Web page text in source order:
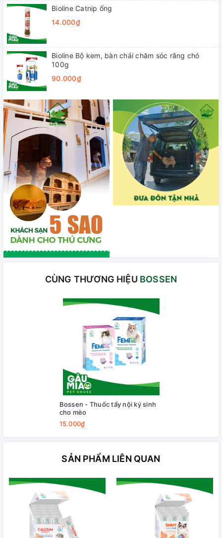
Bioline Catnip ống
14.000₫
Bioline Bộ kem, bàn chải chăm sóc răng chó
100g
90.000₫
CÙNG THƯƠNG HIỆU BOSSEN
Bossen - Thuốc tẩy nội ký sinh
cho mèo
15.000₫
SẢN PHẨM LIÊN QUAN